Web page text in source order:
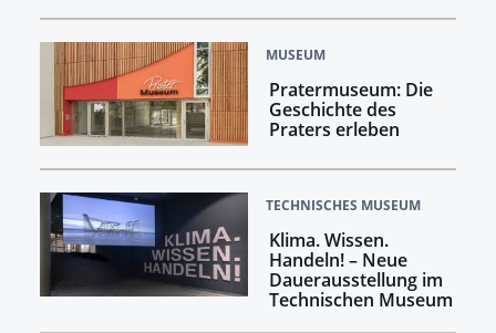
MUSEUM
Pratermuseum: Die
Geschichte des
Praters erleben
TECHNISCHES MUSEUM
Klima. Wissen.
Handeln! –​​​​​​​ Neue
Dauerausstellung im
Technischen Museum